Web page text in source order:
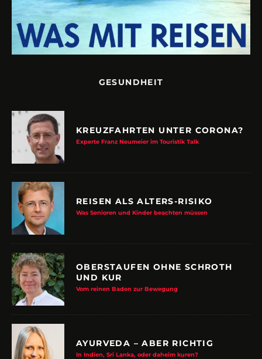
GESUNDHEIT
KREUZFAHRTEN UNTER CORONA?
Experte Franz Neumeier im Touristik Talk
REISEN ALS ALTERS-RISIKO
Was Senioren und Kinder beachten müssen
OBERSTAUFEN OHNE SCHROTH
UND KUR
Vom reinen Baden zur Bewegung
AYURVEDA – ABER RICHTIG
In Indien, Sri Lanka, oder daheim kuren?